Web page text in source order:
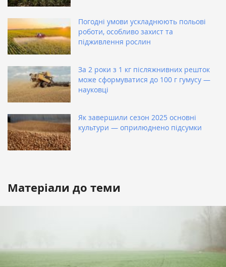
Погодні умови ускладнюють польові
роботи, особливо захист та
підживлення рослин
За 2 роки з 1 кг післяжнивних решток
може сформуватися до 100 г гумусу —
науковці
Як завершили сезон 2025 основні
культури — оприлюднено підсумки
Матеріали до теми